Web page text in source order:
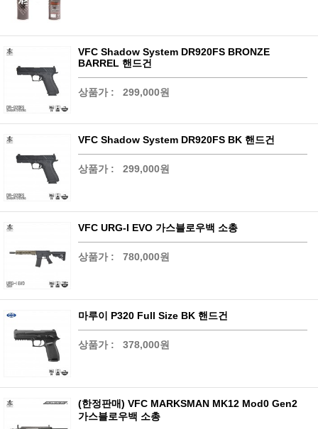
VFC Shadow System DR920FS BRONZE
BARREL 핸드건
상품가 : 299,000원
VFC Shadow System DR920FS BK 핸드건
상품가 : 299,000원
VFC URG-I EVO 가스블로우백 소총
상품가 : 780,000원
마루이 P320 Full Size BK 핸드건
상품가 : 378,000원
(한정판매) VFC MARKSMAN MK12 Mod0 Gen2
가스블로우백 소총